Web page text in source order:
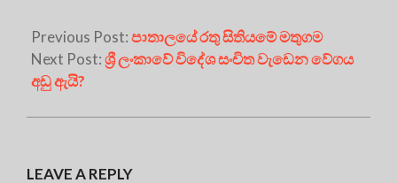
Previous Post:පාතාලයේ රතු සිතියමේ මතුගම
Next Post:ශ්‍රී ලංකාවේ විදේශ සංචිත වැඩෙන වේගය
අඩු ඇයි?
LEAVE A REPLY